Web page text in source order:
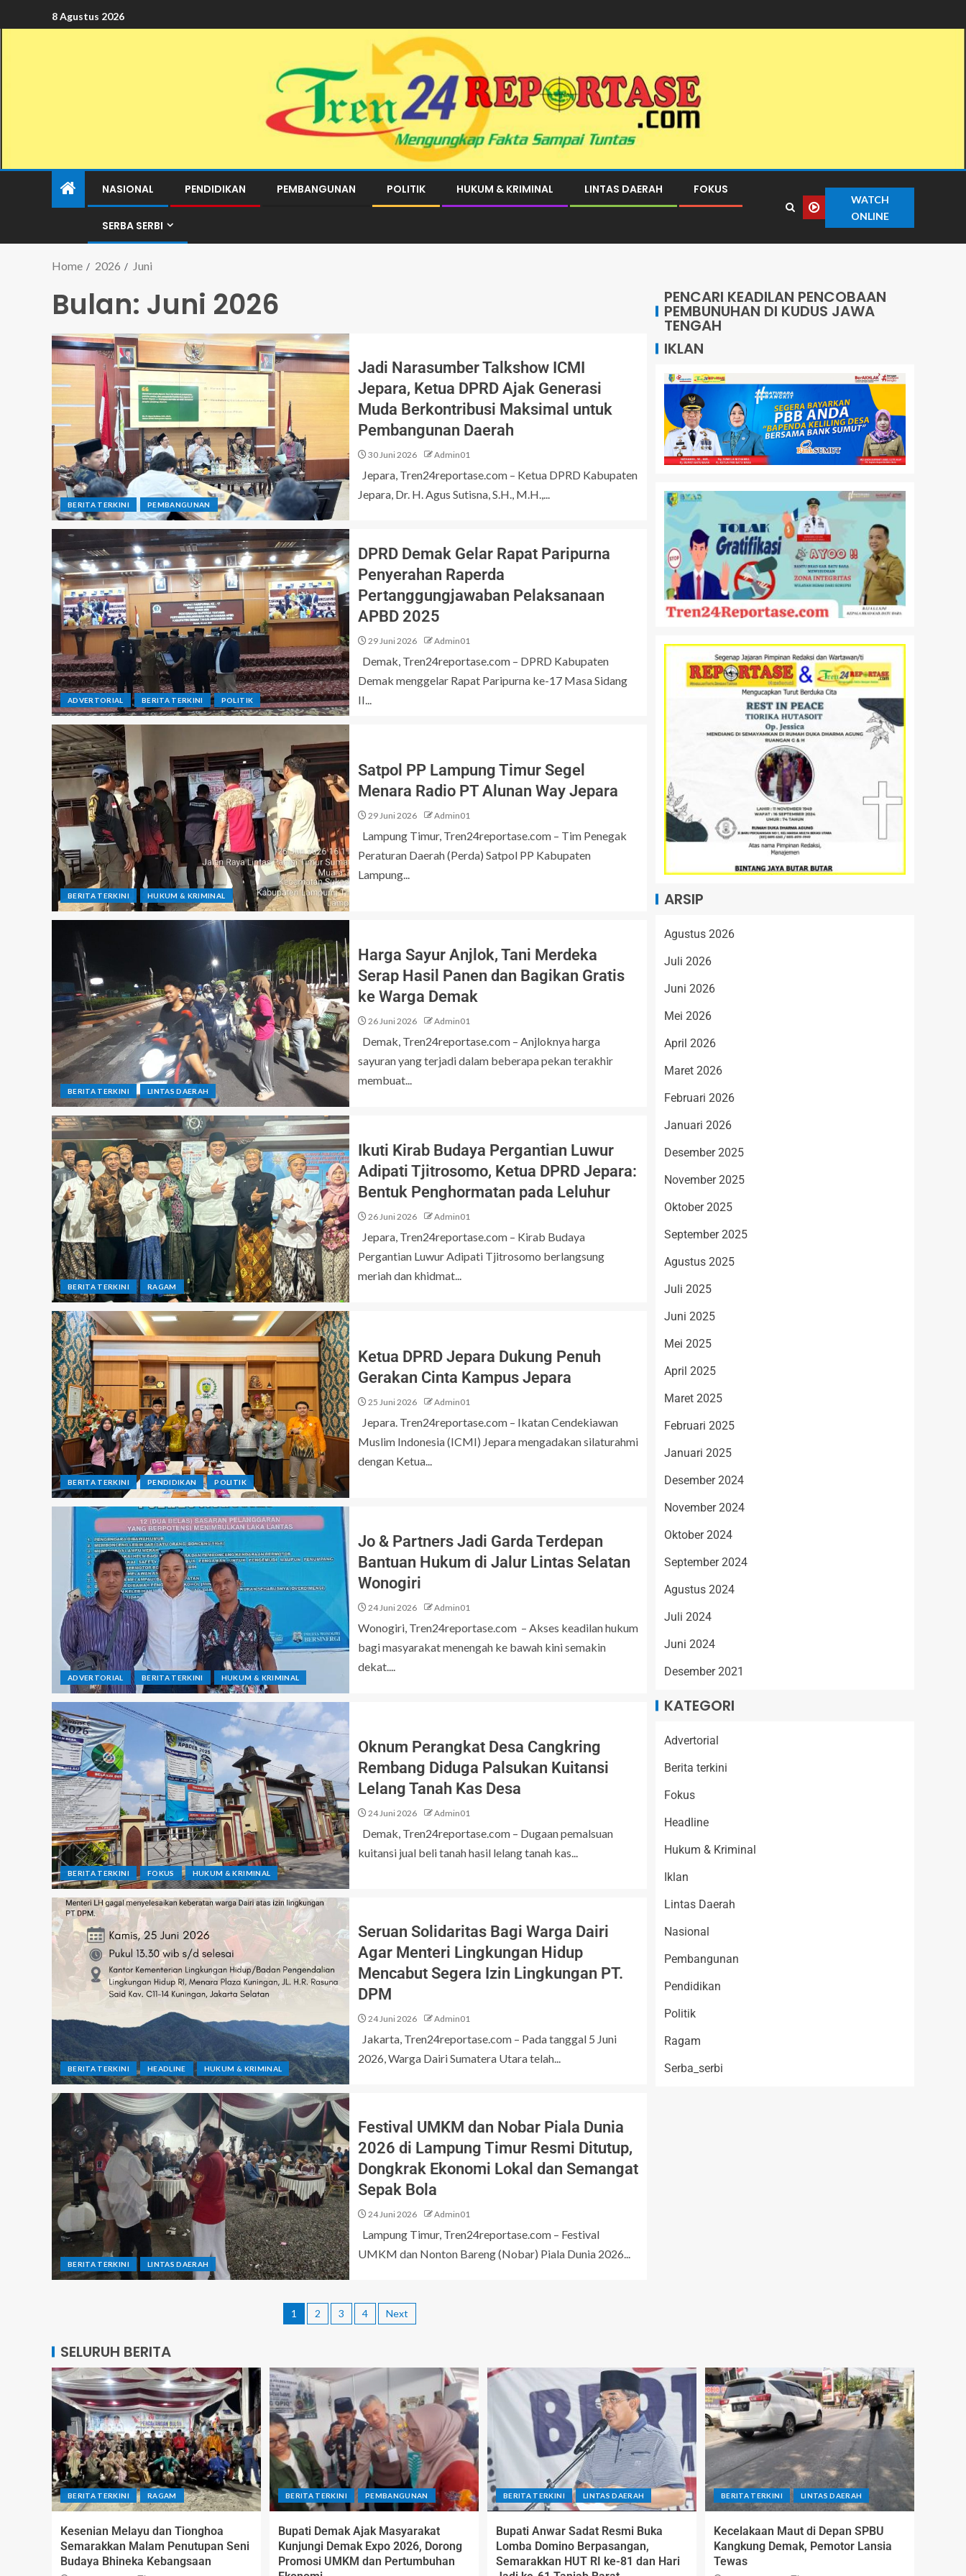
8 Agustus 2026
NASIONAL PENDIDIKAN PEMBANGUNAN POLITIK HUKUM & KRIMINAL LINTAS DAERAH FOKUS
SERBA SERBI
WATCH
ONLINE
Home 2026 Juni
Bulan: Juni 2026
BERITA TERKINI PEMBANGUNAN
Jadi Narasumber Talkshow ICMI
Jepara, Ketua DPRD Ajak Generasi
Muda Berkontribusi Maksimal untuk
Pembangunan Daerah
30 Juni 2026 Admin01
Jepara, Tren24reportase.com – Ketua DPRD Kabupaten
Jepara, Dr. H. Agus Sutisna, S.H., M.H.,...
ADVERTORIAL BERITA TERKINI POLITIK
DPRD Demak Gelar Rapat Paripurna
Penyerahan Raperda
Pertanggungjawaban Pelaksanaan
APBD 2025
29 Juni 2026 Admin01
Demak, Tren24reportase.com – DPRD Kabupaten
Demak menggelar Rapat Paripurna ke-17 Masa Sidang
II...
BERITA TERKINI HUKUM & KRIMINAL
Satpol PP Lampung Timur Segel
Menara Radio PT Alunan Way Jepara
29 Juni 2026 Admin01
Lampung Timur, Tren24reportase.com – Tim Penegak
Peraturan Daerah (Perda) Satpol PP Kabupaten
Lampung...
BERITA TERKINI LINTAS DAERAH
Harga Sayur Anjlok, Tani Merdeka
Serap Hasil Panen dan Bagikan Gratis
ke Warga Demak
26 Juni 2026 Admin01
Demak, Tren24reportase.com – Anjloknya harga
sayuran yang terjadi dalam beberapa pekan terakhir
membuat...
BERITA TERKINI RAGAM
Ikuti Kirab Budaya Pergantian Luwur
Adipati Tjitrosomo, Ketua DPRD Jepara:
Bentuk Penghormatan pada Leluhur
26 Juni 2026 Admin01
Jepara, Tren24reportase.com – Kirab Budaya
Pergantian Luwur Adipati Tjitrosomo berlangsung
meriah dan khidmat...
BERITA TERKINI PENDIDIKAN POLITIK
Ketua DPRD Jepara Dukung Penuh
Gerakan Cinta Kampus Jepara
25 Juni 2026 Admin01
Jepara. Tren24reportase.com – Ikatan Cendekiawan
Muslim Indonesia (ICMI) Jepara mengadakan silaturahmi
dengan Ketua...
ADVERTORIAL BERITA TERKINI HUKUM & KRIMINAL
Jo & Partners Jadi Garda Terdepan
Bantuan Hukum di Jalur Lintas Selatan
Wonogiri
24 Juni 2026 Admin01
Wonogiri, Tren24reportase.com – Akses keadilan hukum
bagi masyarakat menengah ke bawah kini semakin
dekat....
BERITA TERKINI FOKUS HUKUM & KRIMINAL
Oknum Perangkat Desa Cangkring
Rembang Diduga Palsukan Kuitansi
Lelang Tanah Kas Desa
24 Juni 2026 Admin01
Demak, Tren24reportase.com – Dugaan pemalsuan
kuitansi jual beli tanah hasil lelang tanah kas...
BERITA TERKINI HEADLINE HUKUM & KRIMINAL
Seruan Solidaritas Bagi Warga Dairi
Agar Menteri Lingkungan Hidup
Mencabut Segera Izin Lingkungan PT.
DPM
24 Juni 2026 Admin01
Jakarta, Tren24reportase.com – Pada tanggal 5 Juni
2026, Warga Dairi Sumatera Utara telah...
BERITA TERKINI LINTAS DAERAH
Festival UMKM dan Nobar Piala Dunia
2026 di Lampung Timur Resmi Ditutup,
Dongkrak Ekonomi Lokal dan Semangat
Sepak Bola
24 Juni 2026 Admin01
Lampung Timur, Tren24reportase.com – Festival
UMKM dan Nonton Bareng (Nobar) Piala Dunia 2026...
1 2 3 4 Next
PENCARI KEADILAN PENCOBAAN
PEMBUNUHAN DI KUDUS JAWA
TENGAH
IKLAN
ARSIP
Agustus 2026
Juli 2026
Juni 2026
Mei 2026
April 2026
Maret 2026
Februari 2026
Januari 2026
Desember 2025
November 2025
Oktober 2025
September 2025
Agustus 2025
Juli 2025
Juni 2025
Mei 2025
April 2025
Maret 2025
Februari 2025
Januari 2025
Desember 2024
November 2024
Oktober 2024
September 2024
Agustus 2024
Juli 2024
Juni 2024
Desember 2021
KATEGORI
Advertorial
Berita terkini
Fokus
Headline
Hukum & Kriminal
Iklan
Lintas Daerah
Nasional
Pembangunan
Pendidikan
Politik
Ragam
Serba_serbi
SELURUH BERITA
BERITA TERKINI RAGAM
Kesenian Melayu dan Tionghoa
Semarakkan Malam Penutupan Seni
Budaya Bhineka Kebangsaan
BERITA TERKINI PEMBANGUNAN
Bupati Demak Ajak Masyarakat
Kunjungi Demak Expo 2026, Dorong
Promosi UMKM dan Pertumbuhan
BERITA TERKINI LINTAS DAERAH
Bupati Anwar Sadat Resmi Buka
Lomba Domino Berpasangan,
Semarakkan HUT RI ke-81 dan Hari
BERITA TERKINI LINTAS DAERAH
Kecelakaan Maut di Depan SPBU
Kangkung Demak, Pemotor Lansia
Tewas